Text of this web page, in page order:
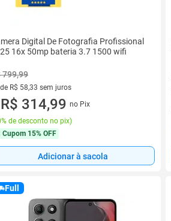
Digital De Fotografia Profissional
16x 50mp bateria 3.7 1500 wifi
799,99
R$ 58,33 sem juros
de R$ 58,33 sem juros
R$ 314,99 no Pix
de desconto no pix)
Cupom 15% OFF
Adicionar à sacola
Full